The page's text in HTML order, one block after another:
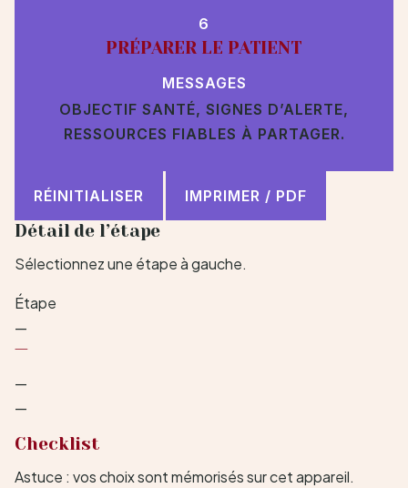
6
PRÉPARER LE PATIENT
MESSAGES
OBJECTIF SANTÉ, SIGNES D’ALERTE,
RESSOURCES FIABLES À PARTAGER.
RÉINITIALISER IMPRIMER / PDF
Détail de l’étape
Sélectionnez une étape à gauche.
Étape
—
—
—
—
Checklist
Astuce : vos choix sont mémorisés sur cet appareil.